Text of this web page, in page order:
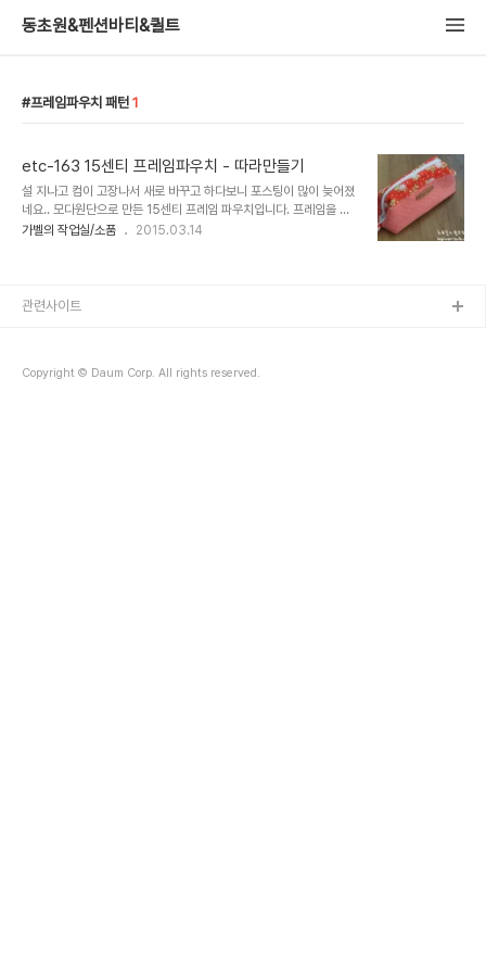
동초원&펜션바티&퀼트
프레임파우치 패턴 1
etc-163 15센티 프레임파우치 - 따라만들기
설 지나고 컴이 고장나서 새로 바꾸고 하다보니 포스팅이 많이 늦어졌
네요.. 모다원단으로 만든 15센티 프레임 파우치입니다. 프레임을 사
용하면 지퍼만 썼을때보다 입구가 많이 벌어져서 물건을 넣고 꺼내기
가벨의 작업실/소품 2015.03.14
Copyright © Daum Corp. All rights reserved.
관련사이트